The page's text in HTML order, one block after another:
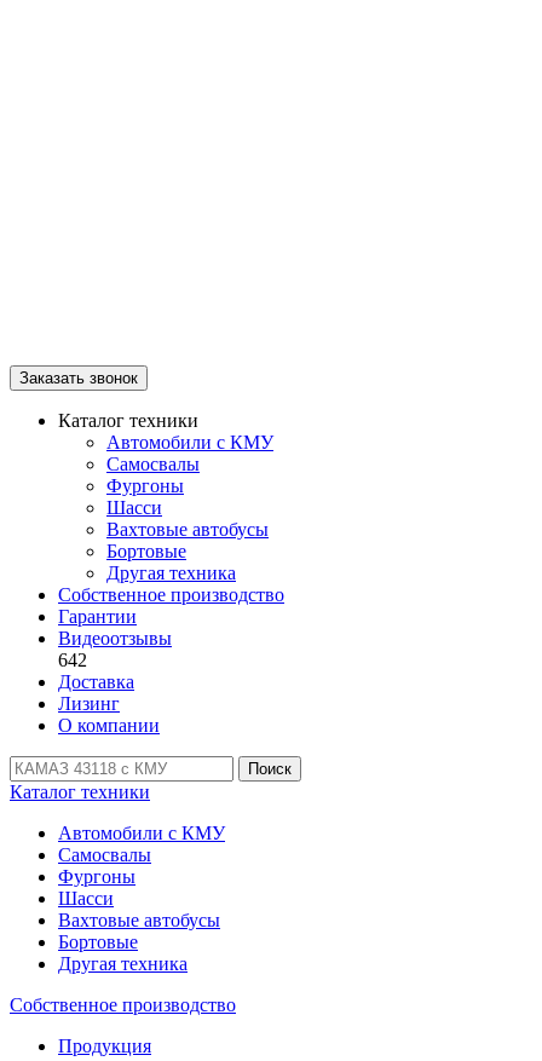
Заказать звонок
Каталог техники
Автомобили с КМУ
Самосвалы
Фургоны
Шасси
Вахтовые автобусы
Бортовые
Другая техника
Собственное производство
Гарантии
Видеоотзывы
642
Доставка
Лизинг
О компании
Поиск
Каталог техники
Автомобили с КМУ
Самосвалы
Фургоны
Шасси
Вахтовые автобусы
Бортовые
Другая техника
Собственное производство
Продукция